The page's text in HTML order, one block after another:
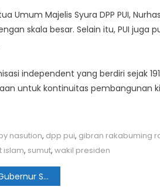
Umum Majelis Syura DPP PUI,
skala besar. Selain itu, PUI
independent yang berdiri sejak
untuk kontinuitas pembangunan
nasution, dpp pui, gibran rakabuming
islam, sumut, wakil presiden
Calhaj Kloter 12 Medan